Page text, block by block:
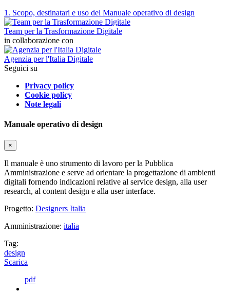
1. Scopo, destinatari e uso del Manuale operativo di design
Team per la Trasformazione Digitale
in collaborazione con
Agenzia per l'Italia Digitale
Seguici su
Privacy policy
Cookie policy
Note legali
Manuale operativo di design
×
Il manuale è uno strumento di lavoro per la Pubblica
Amministrazione e serve ad orientare la progettazione di ambienti
digitali fornendo indicazioni relative al service design, alla user
research, al content design e alla user interface.
Progetto: Designers Italia
Amministrazione: italia
Tag:
design
Scarica
pdf